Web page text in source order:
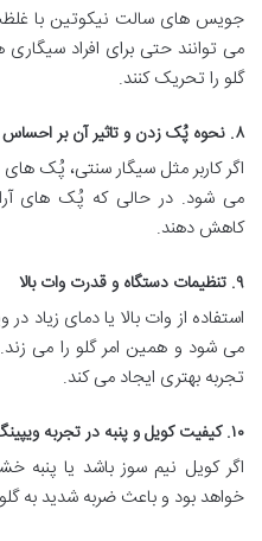
می توانند حتی برای افراد
گلو را تحریک کنند.
۸. نحوه پُک زدن و تاثیر آن بر احساس گلو
اگر کاربر مثل سیگار سنتی، پُک
می شود. در حالی که پُک های
کاهش دهند.
۹. تنظیمات دستگاه و قدرت وات بالا
استفاده از وات بالا یا دمای
می شود و همین امر گلو را می
تجربه بهتری ایجاد می کند.
۱۰. کیفیت کویل و پنبه در تجربه ویپینگ
اگر کویل نیم سوز باشد یا پنبه
خواهد بود و باعث ضربه شدید به